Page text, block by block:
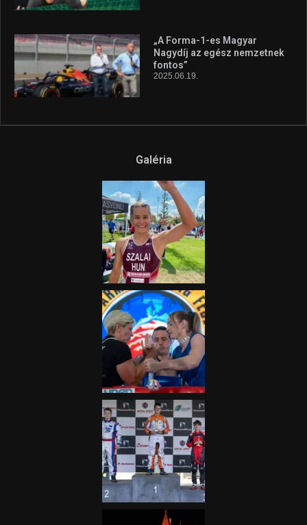
„A Forma-1-es Magyar
Nagydíj az egész nemzetnek
fontos”
2025.06.19.
Galéria